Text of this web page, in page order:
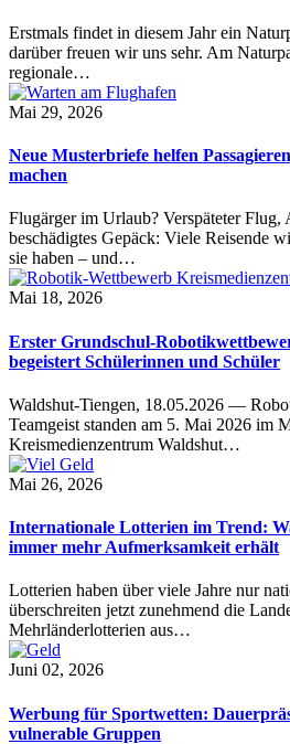
Erstmals findet in diesem Jahr ein
darüber freuen wir uns sehr. Am
regionale…
Mai 29, 2026
Neue Musterbriefe helfen
machen
Flugärger im Urlaub? Verspäteter Flug,
beschädigtes Gepäck: Viele Reisende
sie haben – und…
Mai 18, 2026
Erster Grundschul-
begeistert Schülerinnen und Schüler
Waldshut-Tiengen, 18.05.2026 —
Teamgeist standen am 5. Mai 2026 im
Kreismedienzentrum Waldshut…
Mai 26, 2026
Internationale Lotterien im Trend:
immer mehr Aufmerksamkeit erhält
Lotterien haben über viele Jahre nur
überschreiten jetzt zunehmend die
Mehrländerlotterien aus…
Juni 02, 2026
Werbung für Sportwetten:
vulnerable Gruppen